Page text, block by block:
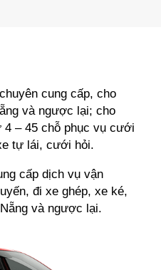
cung cấp, cho
và ngược lại; cho
– 45 chỗ phục vụ cưới
tự lái, cưới hỏi.
cấp dịch vụ vận
đi xe ghép, xe ké,
và ngược lại.